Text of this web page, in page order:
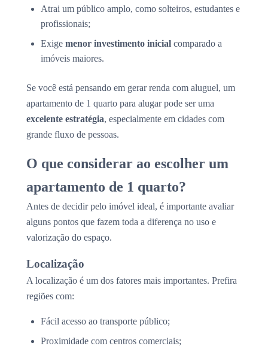
Atrai um público amplo, como solteiros, estudantes e
profissionais;
Exige menor investimento inicial comparado a
imóveis maiores.
Se você está pensando em gerar renda com aluguel, um
apartamento de 1 quarto para alugar pode ser uma
excelente estratégia, especialmente em cidades com
grande fluxo de pessoas.
O que considerar ao escolher um
apartamento de 1 quarto?
Antes de decidir pelo imóvel ideal, é importante avaliar
alguns pontos que fazem toda a diferença no uso e
valorização do espaço.
Localização
A localização é um dos fatores mais importantes. Prefira
regiões com:
Fácil acesso ao transporte público;
Proximidade com centros comerciais;